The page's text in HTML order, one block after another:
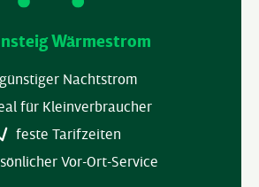
Wärmestrom
günstiger Nachtstrom
für Kleinverbraucher
feste Tarifzeiten
Vor-Ort-Service